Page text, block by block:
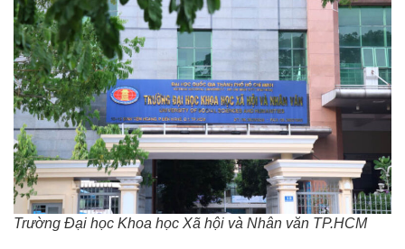
Trường Đại học Khoa học Xã hội và Nhân văn TP.HCM